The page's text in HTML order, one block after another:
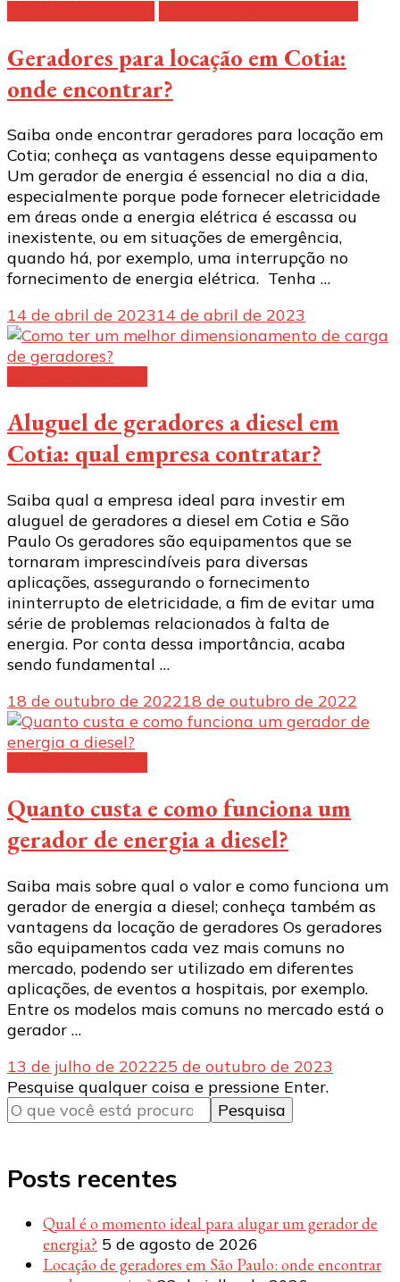
Geradores para locação em Cotia:
onde encontrar?
Saiba onde encontrar geradores para locação em
Cotia; conheça as vantagens desse equipamento
Um gerador de energia é essencial no dia a dia,
especialmente porque pode fornecer eletricidade
em áreas onde a energia elétrica é escassa ou
inexistente, ou em situações de emergência,
quando há, por exemplo, uma interrupção no
fornecimento de energia elétrica. Tenha …
14 de abril de 202314 de abril de 2023
Aluguel de geradores a diesel em
Cotia: qual empresa contratar?
Saiba qual a empresa ideal para investir em
aluguel de geradores a diesel em Cotia e São
Paulo Os geradores são equipamentos que se
tornaram imprescindíveis para diversas
aplicações, assegurando o fornecimento
ininterrupto de eletricidade, a fim de evitar uma
série de problemas relacionados à falta de
energia. Por conta dessa importância, acaba
sendo fundamental …
18 de outubro de 202218 de outubro de 2022
Quanto custa e como funciona um
gerador de energia a diesel?
Saiba mais sobre qual o valor e como funciona um
gerador de energia a diesel; conheça também as
vantagens da locação de geradores Os geradores
são equipamentos cada vez mais comuns no
mercado, podendo ser utilizado em diferentes
aplicações, de eventos a hospitais, por exemplo.
Entre os modelos mais comuns no mercado está o
gerador …
13 de julho de 202225 de outubro de 2023
Procurando
algo?
Pesquise qualquer coisa e pressione Enter.
Posts recentes
Qual é o momento ideal para alugar um gerador de
energia? 5 de agosto de 2026
Locação de geradores em São Paulo: onde encontrar